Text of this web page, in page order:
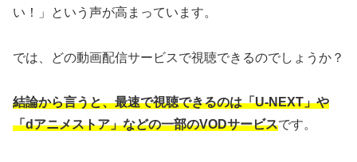
い！」という声が高まっています。
では、どの動画配信サービスで視聴できるのでしょうか？
結論から言うと、最速で視聴できるのは「U-NEXT」や
「dアニメストア」などの一部のVODサービスです。